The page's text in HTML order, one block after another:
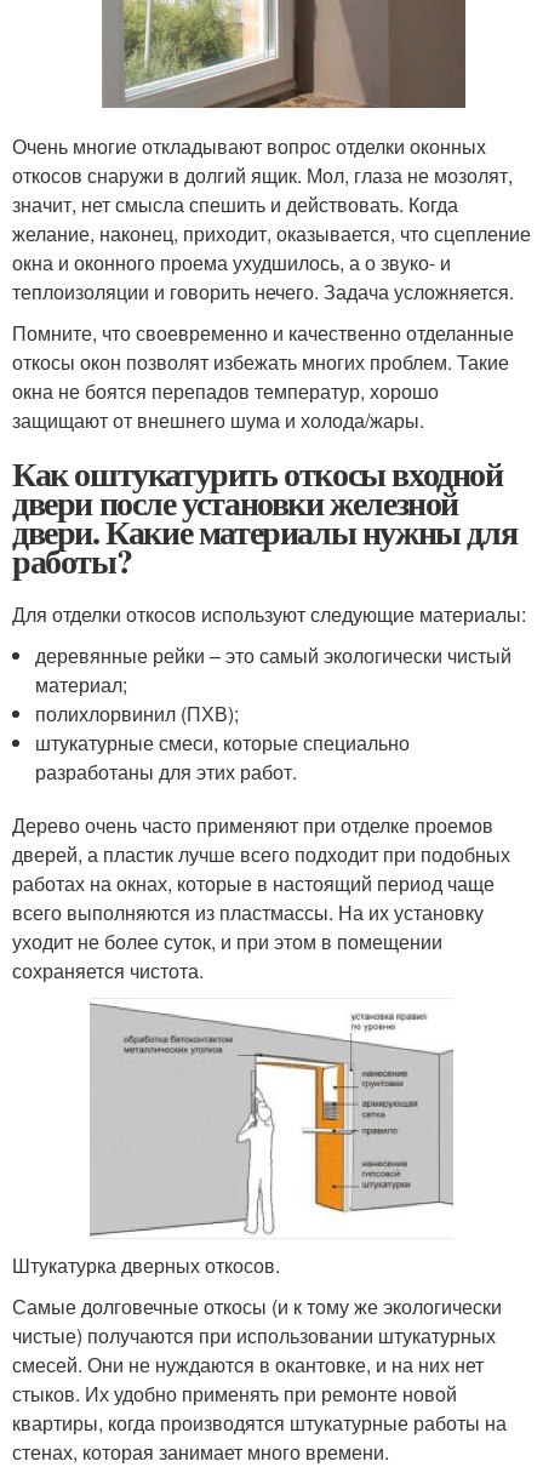
Очень многие откладывают вопрос отделки оконных
откосов снаружи в долгий ящик. Мол, глаза не мозолят,
значит, нет смысла спешить и действовать. Когда
желание, наконец, приходит, оказывается, что сцепление
окна и оконного проема ухудшилось, а о звуко- и
теплоизоляции и говорить нечего. Задача усложняется.
Помните, что своевременно и качественно отделанные
откосы окон позволят избежать многих проблем. Такие
окна не боятся перепадов температур, хорошо
защищают от внешнего шума и холода/жары.
Как оштукатурить откосы входной
двери после установки железной
двери. Какие материалы нужны для
работы?
Для отделки откосов используют следующие материалы:
деревянные рейки – это самый экологически чистый
материал;
полихлорвинил (ПХВ);
штукатурные смеси, которые специально
разработаны для этих работ.
Дерево очень часто применяют при отделке проемов
дверей, а пластик лучше всего подходит при подобных
работах на окнах, которые в настоящий период чаще
всего выполняются из пластмассы. На их установку
уходит не более суток, и при этом в помещении
сохраняется чистота.
Штукатурка дверных откосов.
Самые долговечные откосы (и к тому же экологически
чистые) получаются при использовании штукатурных
смесей. Они не нуждаются в окантовке, и на них нет
стыков. Их удобно применять при ремонте новой
квартиры, когда производятся штукатурные работы на
стенах, которая занимает много времени.